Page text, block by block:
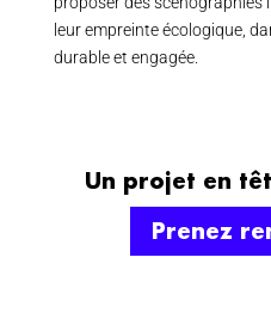
leur empreinte écologique,
durable et engagée.
Un projet en
Prenez